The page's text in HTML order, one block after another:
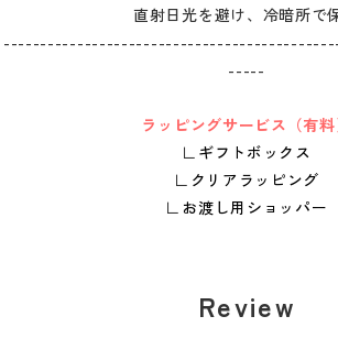
直射日光を避け、冷暗所で
-----
ラッピングサービス（有料
∟ ギフトボックス
∟
クリアラッピング
∟ お渡し用ショッパー
Review